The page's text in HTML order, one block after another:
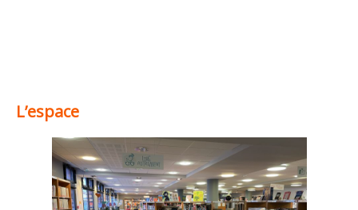
L’espace